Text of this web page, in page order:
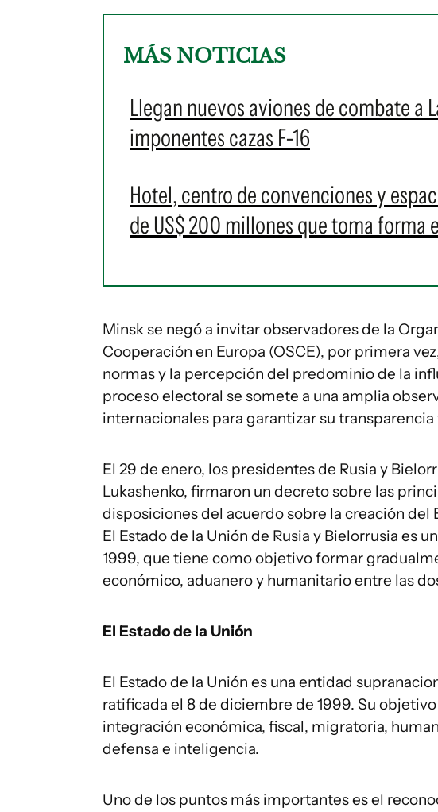
MÁS NOTICIAS
Llegan nuevos aviones de combate a
imponentes cazas F-16
Hotel, centro de convenciones y
de US$ 200 millones que toma forma
Minsk se negó a invitar observadores de la
Cooperación en Europa (OSCE), por primera
normas y la percepción del predominio de la
proceso electoral se somete a una amplia
internacionales para garantizar su
El 29 de enero, los presidentes de Rusia y
Lukashenko, firmaron un decreto sobre las
disposiciones del acuerdo sobre la creación del
El Estado de la Unión de Rusia y Bielorrusia es
1999, que tiene como objetivo formar
económico, aduanero y humanitario entre las
El Estado de la Unión
El Estado de la Unión es una entidad
ratificada el 8 de diciembre de 1999. Su
integración económica, fiscal, migratoria,
defensa e inteligencia.
Uno de los puntos más importantes es el